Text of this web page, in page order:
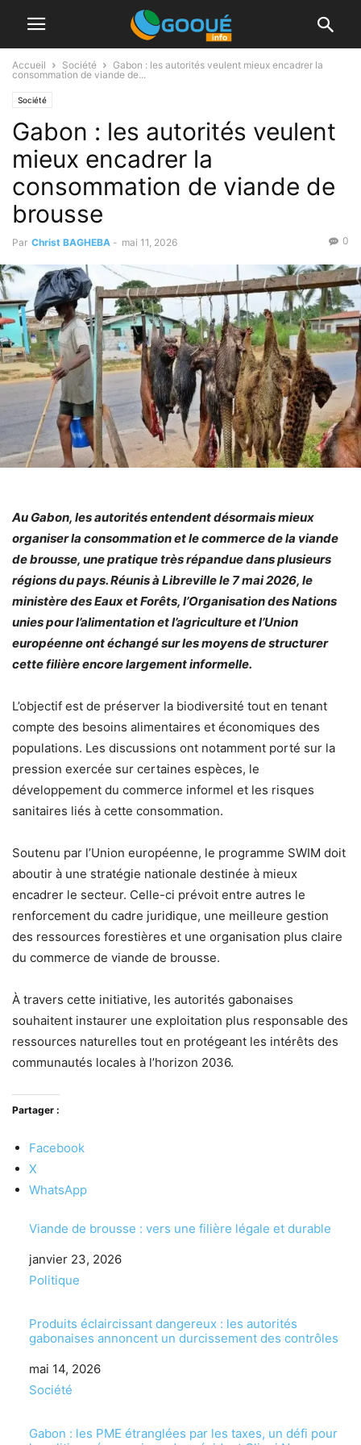
Accueil Société
Gabon : les autorités veulent mieux encadrer la
consommation de viande de...
Société
Gabon : les autorités veulent
mieux encadrer la
consommation de viande de
brousse
Par Christ BAGHEBA - mai 11, 2026 0
Au Gabon, les autorités entendent désormais mieux
organiser la consommation et le commerce de la viande
de brousse, une pratique très répandue dans plusieurs
régions du pays. Réunis à Libreville le 7 mai 2026, le
ministère des Eaux et Forêts, l’Organisation des Nations
unies pour l’alimentation et l’agriculture et l’Union
européenne ont échangé sur les moyens de structurer
cette filière encore largement informelle.
L’objectif est de préserver la biodiversité tout en tenant
compte des besoins alimentaires et économiques des
populations. Les discussions ont notamment porté sur la
pression exercée sur certaines espèces, le
développement du commerce informel et les risques
sanitaires liés à cette consommation.
Soutenu par l’Union européenne, le programme SWIM doit
aboutir à une stratégie nationale destinée à mieux
encadrer le secteur. Celle-ci prévoit entre autres le
renforcement du cadre juridique, une meilleure gestion
des ressources forestières et une organisation plus claire
du commerce de viande de brousse.
À travers cette initiative, les autorités gabonaises
souhaitent instaurer une exploitation plus responsable des
ressources naturelles tout en protégeant les intérêts des
communautés locales à l’horizon 2036.
Partager :
Facebook
X
WhatsApp
Viande de brousse : vers une filière légale et durable
Date
janvier 23, 2026
Par rapport à
Politique
Produits éclaircissant dangereux : les autorités
gabonaises annoncent un durcissement des contrôles
Date
mai 14, 2026
Par rapport à
Société
Gabon : les PME étranglées par les taxes, un défi pour